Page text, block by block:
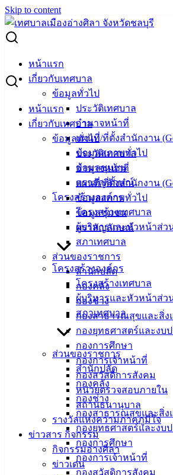
Skip to content
หน้าแรก
เกี่ยวกับเทศบาล
ข้อมูลทั่วไป
ประวัติเทศบาล
อำนาจหน้าที่
แผนที่/ที่ตั้งสำนักงาน
ข้อมูลสภาพทั่วไป
ข้อมูลชุมชน
ตราสัญลักษณ์
โครงสร้างองค์กร
โครงสร้างเทศบาล
ผู้บริหารและหัวหน้าส่ว
สภาเทศบาล
ส่วนของราชการ
สำนักปลัด
กองคลัง
กองช่าง
กองสาธารณสุขและสิ่ง
กองยุทธศาสตร์และงบ
กองการศึกษา
กองการเจ้าหน้าที่
กองสวัสดิการสังคม
หน่วยตรวจสอบภายใน
สถานธนานุบาล
รางวัลแห่งความภาคภูมิใจ
ข่าวสาร กิจกรรม
กิจกรรมอ่างศิลา
ข่าวเด่น
หน้าแรก
เกี่ยวกับเทศบาล
ข้อมูลทั่วไป
ประวัติเทศบาล
อำนาจหน้าที่
แผนที่/ที่ตั้งสำนักงาน
ข้อมูลสภาพทั่วไป
ข้อมูลชุมชน
ตราสัญลักษณ์
โครงสร้างองค์กร
โครงสร้างเทศบาล
ผู้บริหารและหัวหน้าส่ว
สภาเทศบาล
ส่วนของราชการ
สำนักปลัด
กองคลัง
กองช่าง
กองสาธารณสุขและสิ่ง
กองยุทธศาสตร์และงบ
กองการศึกษา
กองการเจ้าหน้าที่
กองสวัสดิการสังคม
Search for:
ทม.อ่างศิลา รับฟังเสียงชุมชน เปิดเวทีรับ
วางแผนพัฒนาเมือง
ทม.อ่างศิลา รับฟังเสียงชุมช
ข้อเสนอแนะ ร่วมวางแผนพั
มกราคม 19, 2024มกราคม 22, 2024
(19 ม.ค. 67) นายวินัย พ้นภัยพาล นายกเท
พร้อมด้วยคณะผู้บริหาร สมาชิกสภาเทศ
ราชการ ร่วมประชุมแลกเปลี่ยนข้อมูล รับ
โครงการประชุมคณะกรรมการชุมชนแล
ปีงบประมาณ พ.ศ. 2567 เพื่อส่งเสริมการ
โอกาสให้ตัวแทนของประชาชน รวมถึง
และผู้นำท้องที่ ได้มีส่วนร่วมในการส่งเสริ
แนวทางแก้ไขปัญหาต่างๆร่วมกัน โดยมี
และผู้นำท้องที่ในเขตเทศบาลเมืองอ่างศิล
อย่างพร้อมเพรียงและเป็นไปด้วยความเรี
อเนกประสงค์เทศบาลเมืองอ่างศิลา (วัดอ่า
: งานบริการและเผยแพร่วิชาการ กองยุท
ประมาณ ทม.อ่างศิลา